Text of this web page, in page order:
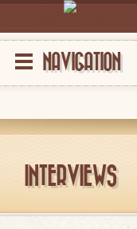
NAVIGATION
INTERVIEWS